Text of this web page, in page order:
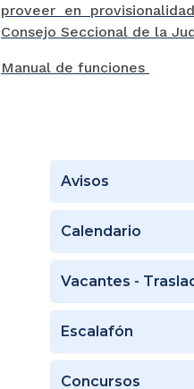
proveer en
Consejo Seccional de la
Manual de funciones
Avisos
Calendario
Vacantes -
Escalafón
Concursos